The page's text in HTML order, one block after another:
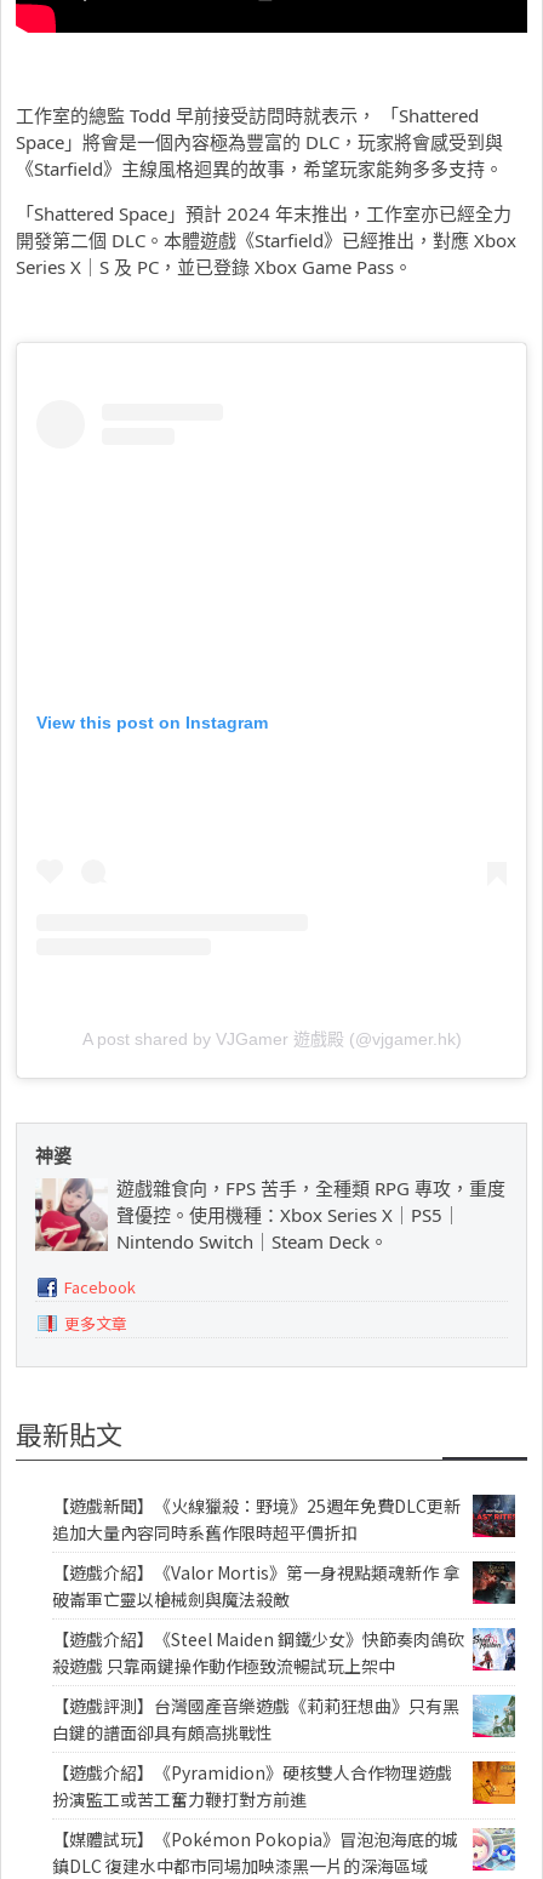
工作室的總監 Todd 早前接受訪問時就表示， 「Shattered
Space」將會是一個內容極為豐富的 DLC，玩家將會感受到與
《Starfield》主線風格迴異的故事，希望玩家能夠多多支持。
「Shattered Space」預計 2024 年末推出，工作室亦已經全力
開發第二個 DLC。本體遊戲《Starfield》已經推出，對應 Xbox
Series X｜S 及 PC，並已登錄 Xbox Game Pass。
View this post on Instagram
A post shared by VJGamer 遊戲殿 (@vjgamer.hk)
神婆
遊戲雜食向，FPS 苦手，全種類 RPG 專攻，重度
聲優控。使用機種：Xbox Series X｜PS5｜
Nintendo Switch｜Steam Deck。
Facebook
更多文章
最新貼文
【遊戲新聞】《火線獵殺：野境》25週年免費DLC更新
追加大量內容同時系舊作限時超平價折扣
【遊戲介紹】《Valor Mortis》第一身視點類魂新作 拿
破崙軍亡靈以槍械劍與魔法殺敵
【遊戲介紹】《Steel Maiden 鋼鐵少女》快節奏肉鴿砍
殺遊戲 只靠兩鍵操作動作極致流暢試玩上架中
【遊戲評測】台灣國產音樂遊戲《莉莉狂想曲》只有黑
白鍵的譜面卻具有頗高挑戰性
【遊戲介紹】《Pyramidion》硬核雙人合作物理遊戲
扮演監工或苦工奮力鞭打對方前進
【媒體試玩】《Pokémon Pokopia》冒泡泡海底的城
鎮DLC 復建水中都市同場加映漆黑一片的深海區域